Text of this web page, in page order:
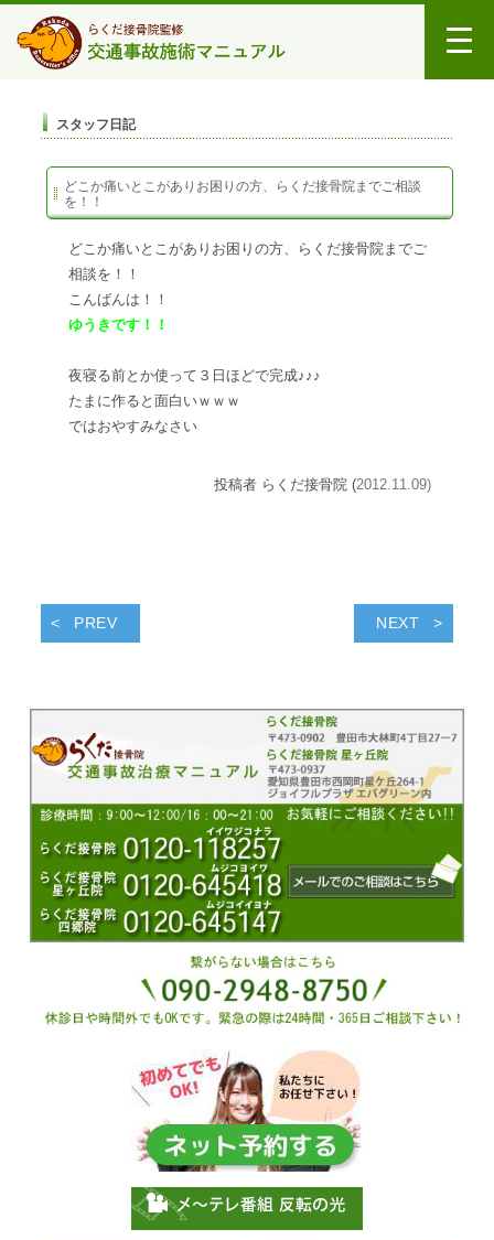
スタッフ日記
どこか痛いとこがありお困りの方、らくだ接骨院までご相談
を！！
どこか痛いとこがありお困りの方、らくだ接骨院までご
相談を！！
こんばんは！！
ゆうきです！！
夜寝る前とか使って３日ほどで完成♪♪♪
たまに作ると面白いｗｗｗ
ではおやすみなさい
投稿者 らくだ接骨院 (2012.11.09)
PREV NEXT